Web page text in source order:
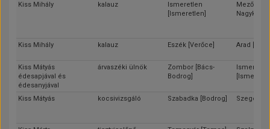
Kiss Mihály kalauz
Ismeretlen
[Ismeretlen]
Mezőtúr
Nagykun-
Kiss Mihály kalauz Eszék [Verőce] Arad [Arad]
Kiss Mátyás
édesapjával és
édesanyjával
árvaszéki ülnök
Zombor [Bács-
Bodrog]
Kiss Mátyás kocsivizsgáló Szabadka [Bodrog] Szeged